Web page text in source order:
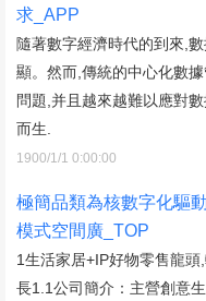
求_APP
隨著數字經濟時代的到來,
顯。然而,傳統的中心化數
問題,并且越來越難以應對
而生.
1900/1/1 0:00:00
極簡品類為核數字化驅
模式空間廣_TOP
1生活家居+IP好物零售龍
長1.1公司簡介：主營創意